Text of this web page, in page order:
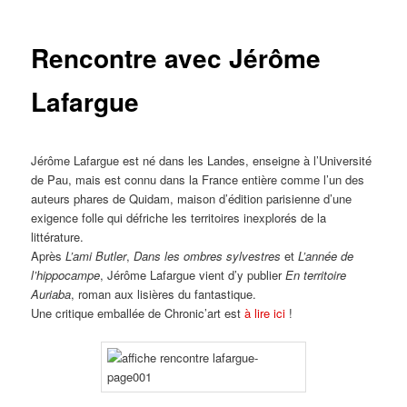
Rencontre avec Jérôme
Lafargue
Jérôme Lafargue est né dans les Landes, enseigne à l’Université
de Pau, mais est connu dans la France entière comme l’un des
auteurs phares de Quidam, maison d’édition parisienne d’une
exigence folle qui défriche les territoires inexplorés de la
littérature.
AprèsL’ami Butler,Dans les ombres sylvestreset L’année de
l’hippocampe, Jérôme Lafargue vient d’y publierEn territoire
Auriaba, roman aux lisières du fantastique.
Une critique emballée de Chronic’art est à lire ici !